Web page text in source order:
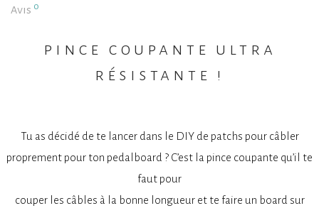
Avis 0
pince coupante ultra
résistante !
Tu as décidé de te lancer dans le DIY de patchs pour câbler
proprement pour ton pedalboard ? C’est la pince coupante qu’il te
faut pour
couper les câbles à la bonne longueur et te faire un board sur